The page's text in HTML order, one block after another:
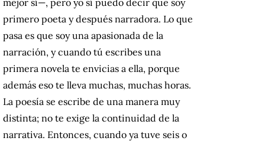
primero poeta y después narradora. Lo que
pasa es que soy una apasionada de la
narración, y cuando tú escribes una
primera novela te envicias a ella, porque
además eso te lleva muchas, muchas horas.
La poesía se escribe de una manera muy
distinta; no te exige la continuidad de la
narrativa. Entonces, cuando ya tuve seis o